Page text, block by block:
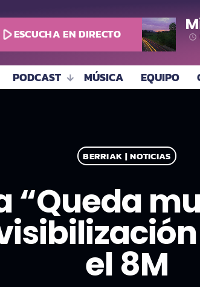
play_arrowESCUCHA EN DIRECTO access_time
PODCAST MÚSICA EQUIPO
BERRIAK | NOTICIAS
“Queda
el 8M